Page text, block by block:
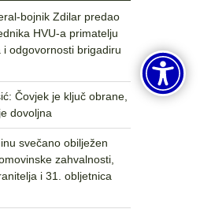
bojnik Zdilar predao
HVU-a primatelju
i odgovornosti brigadiru
Čovjek je ključ obrane,
dovoljna
svečano obilježen
zahvalnosti,
i 31. obljetnica